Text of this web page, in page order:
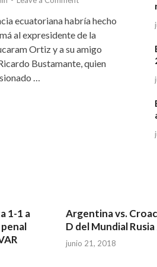
ecuatoriana habría hecho
al expresidente de la
Ortiz y a su amigo
Bustamante, quien
…
1-1 a
Argentina vs.
D del Mundial
junio 21, 2018